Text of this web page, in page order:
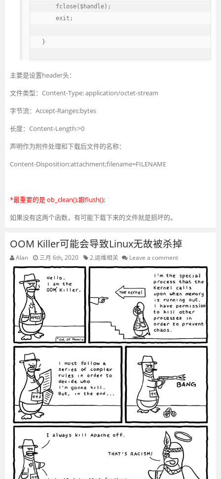
    fclose($handle);
    exit;
}
主要是设置header头：
文件类型：Content-Type: application/octet-stream
字节流：Accept-Ranges:bytes
长度：Content-Length:>0
声明作为附件处理和下载后文件的名称：
Content-Disposition:attachment;filename=FILENAME
*最重要的是 ob_clean();跟flush();
如果没有这两个函数，有可能下载下来的文件就是损坏的。
OOM Killer可能会导致Linux无故被杀掉
Alan 三月 6th, 2020 2.运维相关 Leave a comment